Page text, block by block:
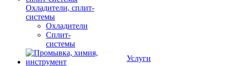
Охладители, сплит-
системы
Охладители
Сплит-
системы
Услуги